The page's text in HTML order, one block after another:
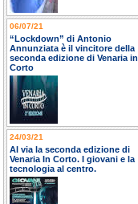
06/07/21
“Lockdown” di Antonio
Annunziata è il vincitore della
seconda edizione di Venaria in
Corto
24/03/21
Al via la seconda edizione di
Venaria In Corto. I giovani e la
tecnologia al centro.